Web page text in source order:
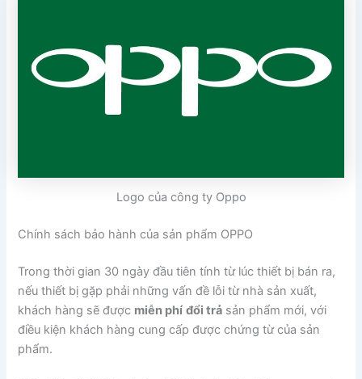
Logo của công ty Oppo
Chính sách bảo hành của sản phẩm OPPO
Trong thời gian 30 ngày đầu tiên tính từ lúc thiết bị bán ra,
nếu thiết bị gặp phải những vấn đề lỗi từ nhà sản xuất,
khách hàng sẽ được miễn phí đổi trả sản phẩm mới, với
điều kiện khách hàng cung cấp được chứng từ của sản
phẩm.